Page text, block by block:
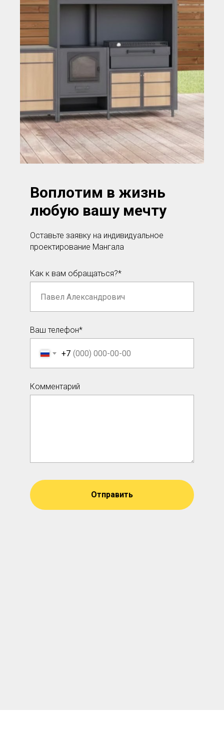
Воплотим в жизнь
любую вашу мечту
Оставьте заявку на индивидуальное
проектирование Мангала
Как к вам обращаться?*
Ваш телефон*
+7
Комментарий
Отправить